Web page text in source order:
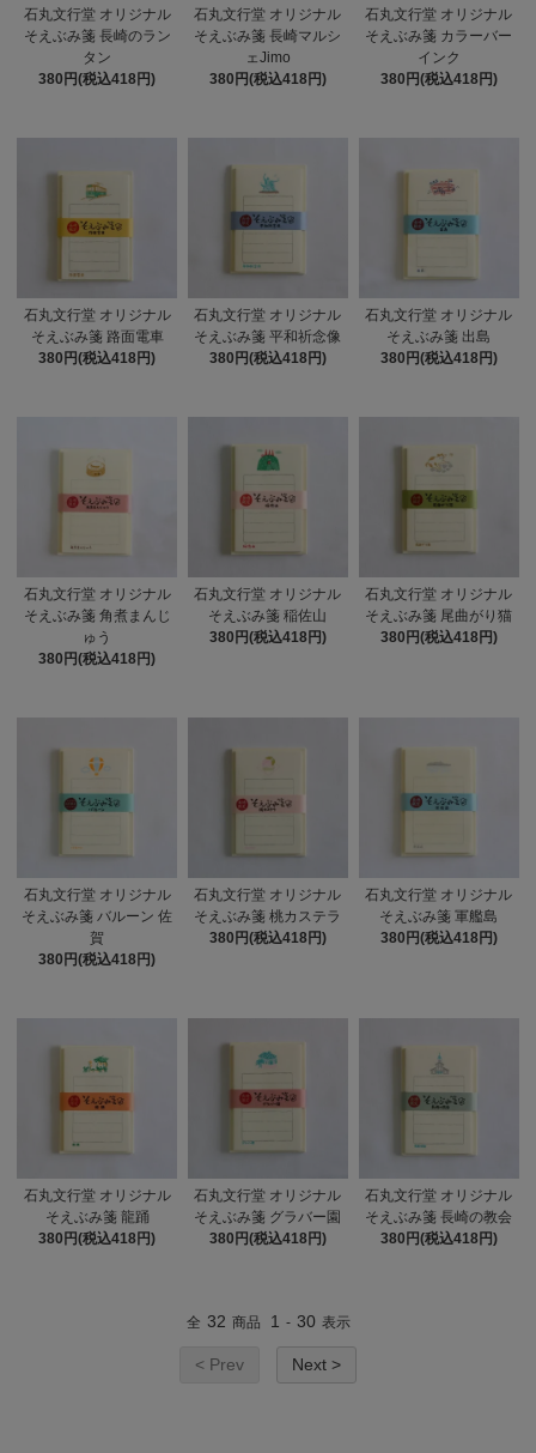
石丸文行堂 オリジナル
そえぶみ箋 長崎のラン
タン
380円(税込418円)
石丸文行堂 オリジナル
そえぶみ箋 長崎マルシ
ェJimo
380円(税込418円)
石丸文行堂 オリジナル
そえぶみ箋 カラーバー
インク
380円(税込418円)
石丸文行堂 オリジナル
そえぶみ箋 路面電車
380円(税込418円)
石丸文行堂 オリジナル
そえぶみ箋 平和祈念像
380円(税込418円)
石丸文行堂 オリジナル
そえぶみ箋 出島
380円(税込418円)
石丸文行堂 オリジナル
そえぶみ箋 角煮まんじ
ゅう
380円(税込418円)
石丸文行堂 オリジナル
そえぶみ箋 稲佐山
380円(税込418円)
石丸文行堂 オリジナル
そえぶみ箋 尾曲がり猫
380円(税込418円)
石丸文行堂 オリジナル
そえぶみ箋 バルーン 佐
賀
380円(税込418円)
石丸文行堂 オリジナル
そえぶみ箋 桃カステラ
380円(税込418円)
石丸文行堂 オリジナル
そえぶみ箋 軍艦島
380円(税込418円)
石丸文行堂 オリジナル
そえぶみ箋 龍踊
380円(税込418円)
石丸文行堂 オリジナル
そえぶみ箋 グラバー園
380円(税込418円)
石丸文行堂 オリジナル
そえぶみ箋 長崎の教会
380円(税込418円)
全 32 商品 1 - 30 表示
< Prev Next >